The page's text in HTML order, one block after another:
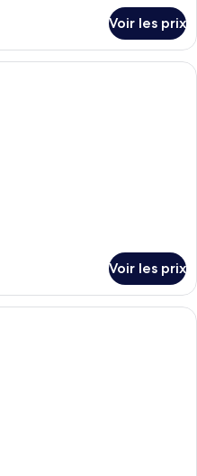
Voir les prix
Une chambre d’hôtel équipée d’un
Voir les prix
Une chambre d’hôtel avec un lit, un